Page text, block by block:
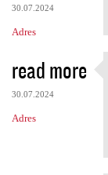
30.07.2024
Adres
read more
30.07.2024
Adres